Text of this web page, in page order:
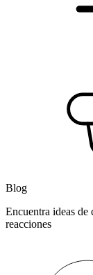
Blog
Encuentra ideas de
reacciones